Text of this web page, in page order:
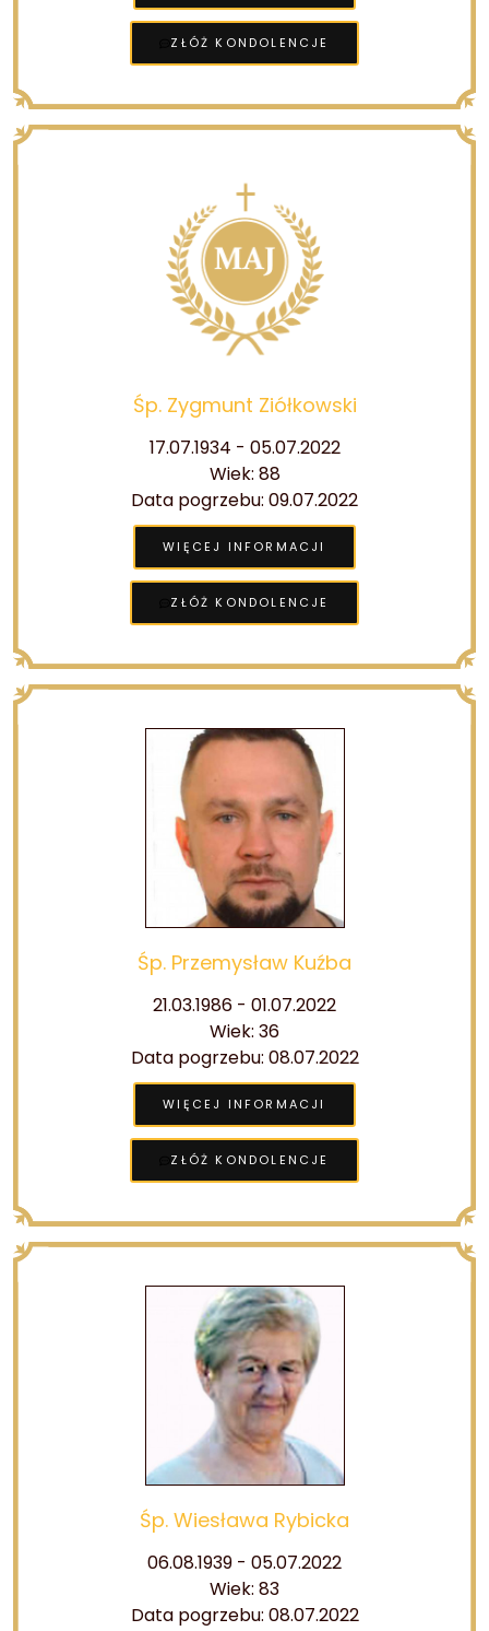
ZŁÓŻ KONDOLENCJE
Śp. Zygmunt Ziółkowski
17.07.1934 - 05.07.2022
Wiek: 88
Data pogrzebu: 09.07.2022
WIĘCEJ INFORMACJI
ZŁÓŻ KONDOLENCJE
Śp. Przemysław Kuźba
21.03.1986 - 01.07.2022
Wiek: 36
Data pogrzebu: 08.07.2022
WIĘCEJ INFORMACJI
ZŁÓŻ KONDOLENCJE
Śp. Wiesława Rybicka
06.08.1939 - 05.07.2022
Wiek: 83
Data pogrzebu: 08.07.2022